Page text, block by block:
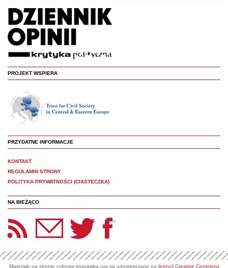
PROJEKT WSPIERA
PRZYDATNE INFORMACJE
KONTAKT
REGULAMIN STRONY
POLITYKA PRYWATNOŚCI (CIASTECZKA)
NA BIEŻĄCO
Panoptyka Facebook <
Materiały na stronie cyfrowa-wyprawka.org są udostępniane na licencji Creative Commons